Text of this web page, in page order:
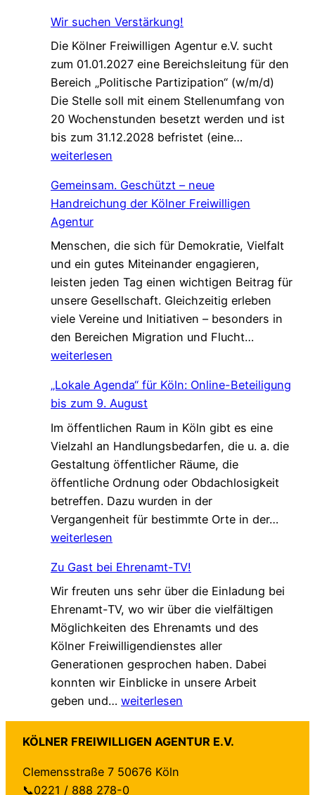
e
P
a
t
e
n
h
a
t
,
d
i
e
d
L
b
e
n
v
e
r
e
r
t
–
a
u
b
e
Wir suchen Verstärkung!
Die Kölner Freiwilligen Agentur e.V. sucht
zum 01.01.2027 eine Bereichsleitung für den
Bereich „Politische Partizipation“ (w/m/d)
Die Stelle soll mit einem Stellenumfang von
20 Wochenstunden besetzt werden und ist
bis zum 31.12.2028 befristet (eine…
u
h
e
n
V
e
r
ä
k
u
g
weiterlesen
Gemeinsam. Geschützt – neue
Handreichung der Kölner Freiwilligen
Agentur
Menschen, die sich für Demokratie, Vielfalt
und ein gutes Miteinander engagieren,
leisten jeden Tag einen wichtigen Beitrag für
unsere Gesellschaft. Gleichzeitig erleben
viele Vereine und Initiativen – besonders in
den Bereichen Migration und Flucht…
e
n
s
m
G
h
ü
t
t
e
weiterlesen
„Lokale Agenda“ für Köln: Online-Beteiligung
bis zum 9. August
Im öffentlichen Raum in Köln gibt es eine
Vielzahl an Handlungsbedarfen, die u. a. die
Gestaltung öffentlicher Räume, die
öffentliche Ordnung oder Obdachlosigkeit
betreffen. Dazu wurden in der
Vergangenheit für bestimmte Orte in der…
a
d
weiterlesen
Zu Gast bei Ehrenamt-TV!
Wir freuten uns sehr über die Einladung bei
Ehrenamt-TV, wo wir über die vielfältigen
Möglichkeiten des Ehrenamts und des
Kölner Freiwilligendienstes aller
Generationen gesprochen haben. Dabei
konnten wir Einblicke in unsere Arbeit
geben und… Z
u
G
s
t
weiterlesen
KÖLNER FREIWILLIGEN AGENTUR E.V.
Clemensstraße 7 50676 Köln
📞0221 / 888 278-0